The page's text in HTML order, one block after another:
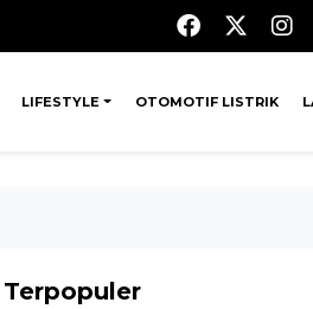
LIFESTYLE OTOMOTIF LISTRIK
Terpopuler